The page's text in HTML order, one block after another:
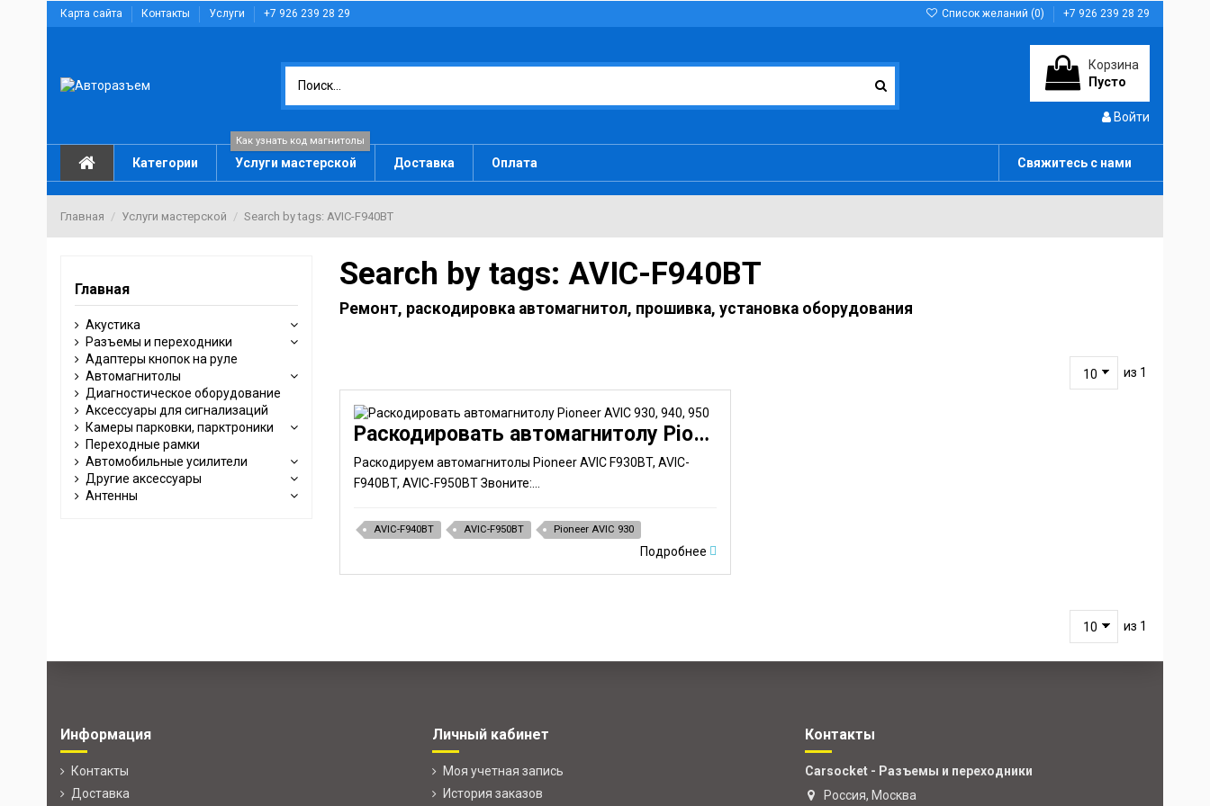
Карта сайта Контакты Услуги +7 926 239 28 29 Список желаний (0) +7 926 239 28 29
Корзина
Пусто
Войти
Категории Услуги мастерской
Как узнать код магнитолы
Доставка Оплата Свяжитесь с нами
Главная Услуги мастерской Search by tags: AVIC-F940BT
Search by tags: AVIC-F940BT
Ремонт, раскодировка автомагнитол, прошивка, установка оборудования
из 1
Раскодировать автомагнитолу Pioneer AVIC 930, 940, 950
Раскодируем автомагнитолы Pioneer AVIC F930BT, AVIC-
F940BT, AVIC-F950BT Звоните:...
AVIC-F940BT AVIC-F950BT Pioneer AVIC 930
Подробнее
из 1
Главная
Акустика
Разъемы и переходники
Адаптеры кнопок на руле
Автомагнитолы
Диагностическое оборудование
Аксессуары для сигнализаций
Камеры парковки, парктроники
Переходные рамки
Автомобильные усилители
Другие аксессуары
Антенны
Информация
Контакты
Доставка
Личный кабинет
Моя учетная запись
История заказов
Контакты
Carsocket - Разъемы и переходники
Россия, Москва